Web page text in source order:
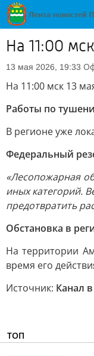
На 11:00
13 мая 2026, 19:33
На 11:00 мск 13
Работы по
В регионе уже
Федеральный
«Лесопожарная
иных категорий.
предотвратить
Обстановка в
На территории
время его
Источник: Канал
ТОП